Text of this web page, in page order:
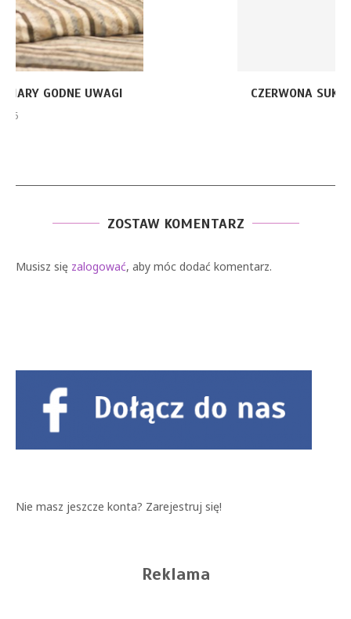
CZERWONA SUKIENKA Z PIÓRAMI – JAKIE ELEMENTY
ZOSTAW KOMENTARZ
Musisz się zalogować, aby móc dodać komentarz.
Nie masz jeszcze konta? Zarejestruj się!
Reklama